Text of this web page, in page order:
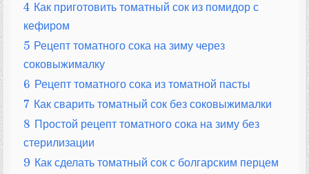
4 Как приготовить томатный сок из помидор с
кефиром
5 Рецепт томатного сока на зиму через
соковыжималку
6 Рецепт томатного сока из томатной пасты
7 Как сварить томатный сок без соковыжималки
8 Простой рецепт томатного сока на зиму без
стерилизации
9 Как сделать томатный сок с болгарским перцем